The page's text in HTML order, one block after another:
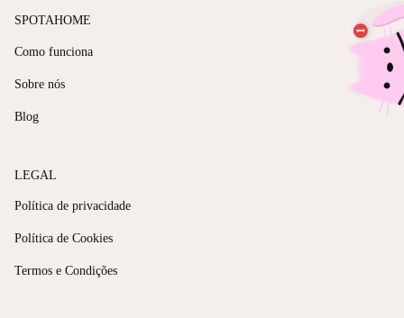
SPOTAHOME
Como funciona
Sobre nós
Blog
LEGAL
Política de privacidade
Política de Cookies
Termos e Condições